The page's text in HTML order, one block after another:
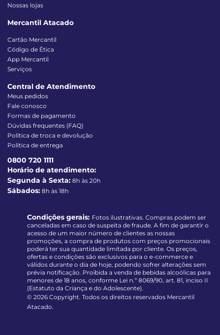
Nossas lojas
Mercantil Atacado
Cartão Mercantil
Código de Ética
App Mercantil
Serviços
Central de Atendimento
Meus pedidos
Fale conosco
Formas de pagamento
Dúvidas frequentes (FAQ)
Política de troca e devolução
Política de entrega
0800 720 1111
Horário de atendimento:
Segunda à Sexta: 8h às 20h
Sábados: 8h às 18h
Condições gerais: Fotos ilustrativas. Compras podem ser
canceladas em caso de suspeita de fraude. A fim de garantir o
acesso de um maior número de clientes as nossas
promoções, a compra de produtos com preços promocionais
poderá ter sua quantidade limitada por cliente. Os preços,
ofertas e condições são exclusivos para o e-commerce e
válidos durante o dia de hoje, podendo sofrer alterações sem
prévia notificação. Proibida a venda de bebidas alcoólicas para
menores de 18 anos, conforme Lei n.º 8069/90, art. 81, inciso II
(Estatuto da Criança e do Adolescente).
© 2026 Copyright. Todos os direitos reservados Mercantil
Atacado.